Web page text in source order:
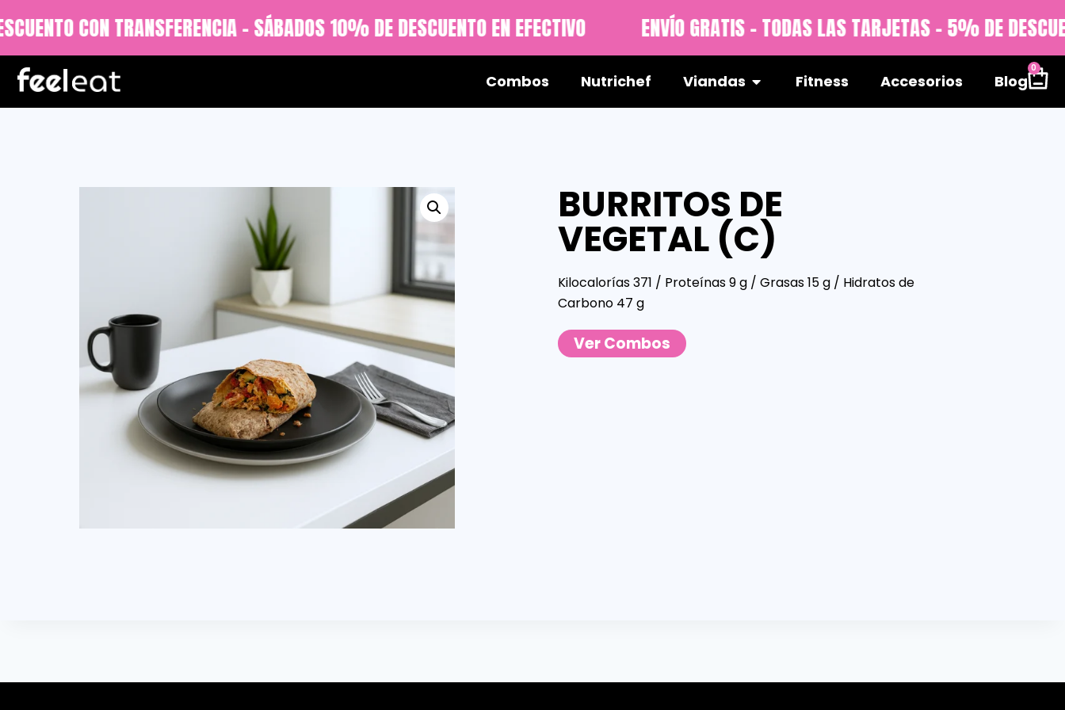
CON TRANSFERENCIA - SÁBADOS 10% DE DESCUENTO EN EFECTIVO ENVÍO GRATIS - TODAS LAS TARJETAS - 5% DE
Combos Nutrichef Viandas Fitness Accesorios Blog
0
BURRITOS DE
VEGETAL (C)
Kilocalorías 371 / Proteínas 9 g / Grasas 15 g / Hidratos de
Carbono 47 g
Ver Combos